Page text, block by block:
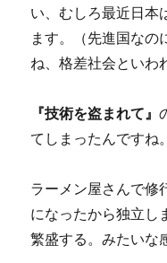
い、むしろ最近日本
ます。（先進国なの
ね、格差社会といわ
『技術を盗まれて』
てしまったんですね
ラーメン屋さんで修
になったから独立し
繁盛する。みたいな